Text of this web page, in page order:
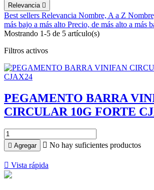
Relevancia 
Best sellers Relevancia Nombre, A a Z
más bajo a más alto Precio, de más alto a más
Mostrando 1-5 de 5 artículo(s)
Filtros activos
PEGAMENTO BARRA
CIRCULAR 10G FORTE
 Agregar  No hay suficientes productos
 Vista rápida